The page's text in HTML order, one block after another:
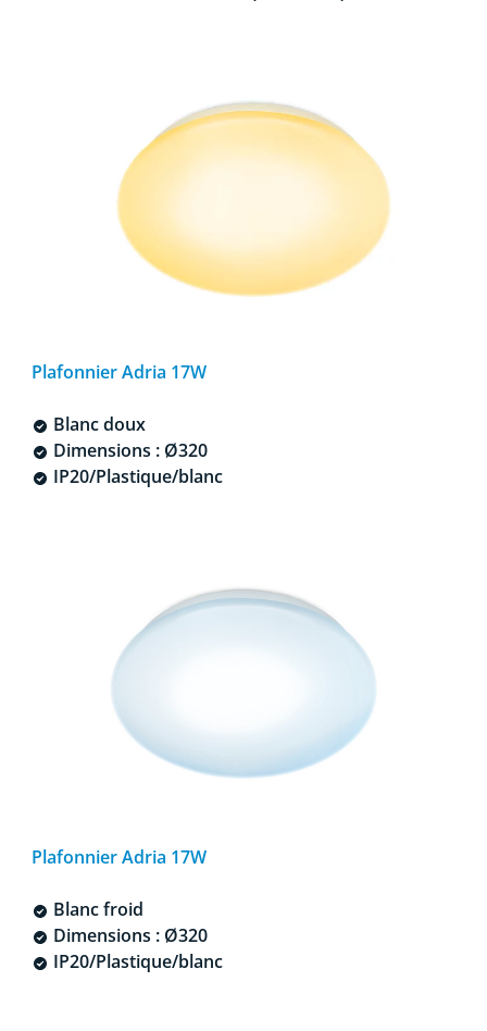
Plafonnier Adria 17W
Blanc doux
Dimensions : Ø320
IP20/Plastique/blanc
Plafonnier Adria 17W
Blanc froid
Dimensions : Ø320
IP20/Plastique/blanc